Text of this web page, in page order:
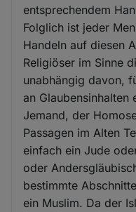
entsprechendem
Folglich ist jeder
Handeln auf diesen
Religiöser im Sinne
unabhängig davon,
an Glaubensinhalten
Jemand, der
Passagen im Alten
einfach ein Jude
oder
bestimmte
ein Muslim. Da der